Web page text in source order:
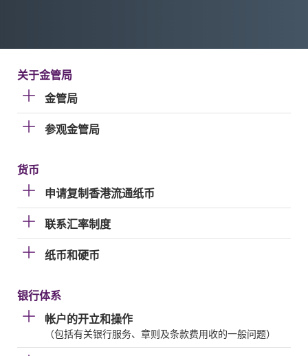
关于金管局
金管局
参观金管局
货币
申请复制香港流通纸币
联系汇率制度
纸币和硬币
银行体系
帐户的开立和操作
（包括有关银行服务、章则及条款费用收的一般问题）